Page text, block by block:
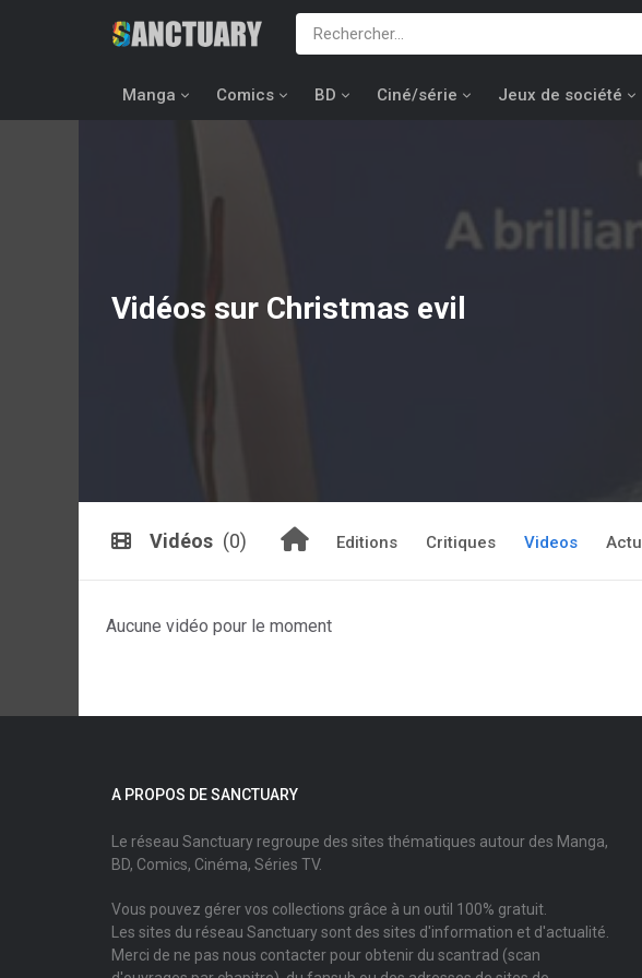
Manga Comics BD Ciné/série Jeux de société
Vidéos sur Christmas evil
Vidéos (0) Editions Critiques Videos Actu
Aucune vidéo pour le moment
A PROPOS DE SANCTUARY
Le réseau Sanctuary regroupe des sites thématiques autour des Manga,
BD, Comics, Cinéma, Séries TV.
Vous pouvez gérer vos collections grâce à un outil 100% gratuit.
Les sites du réseau Sanctuary sont des sites d'information et d'actualité.
Merci de ne pas nous contacter pour obtenir du scantrad (scan